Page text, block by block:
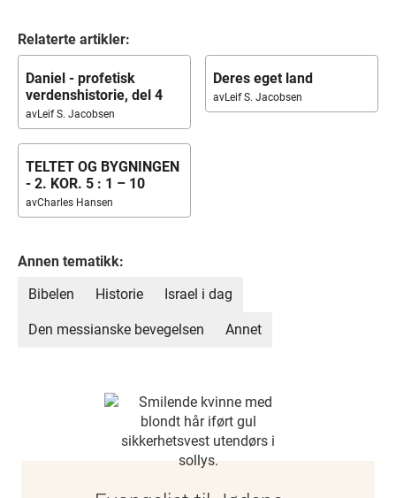
Relaterte artikler:
Daniel - profetisk
verdenshistorie, del 4
avLeif S. Jacobsen
Deres eget land
avLeif S. Jacobsen
TELTET OG BYGNINGEN
- 2. KOR. 5 : 1 – 10
avCharles Hansen
Annen tematikk:
Bibelen
Historie Israel i dag
Den messianske bevegelsen Annet